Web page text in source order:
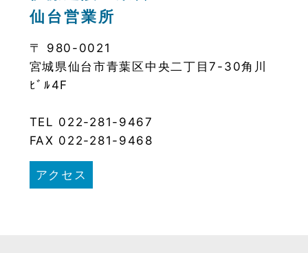
仙台営業所
〒 980-0021
宮城県仙台市青葉区中央二丁目7-30角川
ﾋﾞﾙ4F
TEL 022-281-9467
FAX 022-281-9468
アクセス